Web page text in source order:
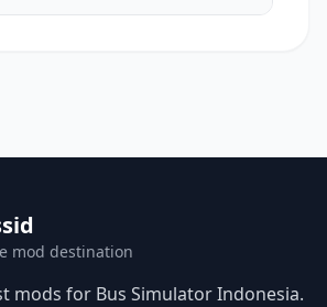
mod destination
mods for Bus Simulator Indonesia.